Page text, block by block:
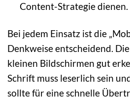
Content-Strategie dienen.
Bei jedem Einsatz ist die
Denkweise entscheidend.
kleinen Bildschirmen gut
Schrift muss leserlich sein
sollte für eine schnelle